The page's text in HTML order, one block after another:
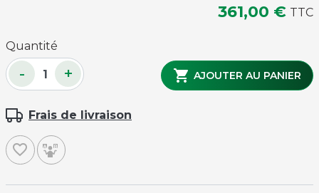
361,00 € TTC
Quantité
- +  AJOUTER AU PANIER
Frais de livraison
favorite_border